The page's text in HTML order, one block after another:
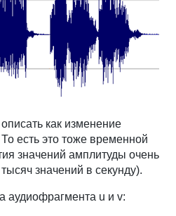
как изменение
есть это тоже временной
значений амплитуды очень
значений в секунду).
аудиофрагмента u и v: